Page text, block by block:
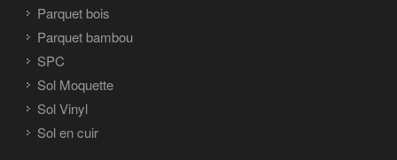
Parquet bois
Parquet bambou
SPC
Sol Moquette
Sol Vinyl
Sol en cuir